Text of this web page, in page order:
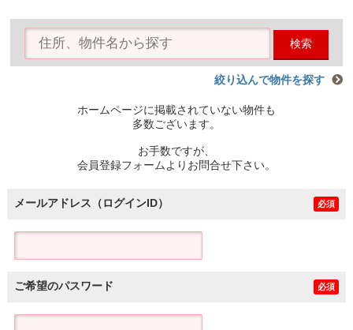
検索
絞り込んで物件を探す
ホームページに掲載されていない物件も
多数ございます。
お手数ですが、
会員登録フォームよりお問合せ下さい。
メールアドレス（ログインID） 必須
ご希望のパスワード 必須